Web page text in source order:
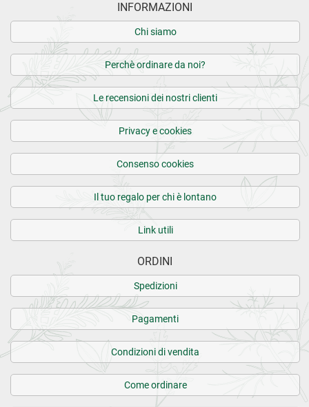
INFORMAZIONI
Chi siamo
Perchè ordinare da noi?
Le recensioni dei nostri clienti
Privacy e cookies
Consenso cookies
Il tuo regalo per chi è lontano
Link utili
ORDINI
Spedizioni
Pagamenti
Condizioni di vendita
Come ordinare